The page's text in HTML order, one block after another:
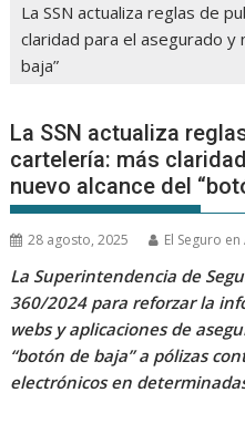
La SSN actualiza reglas de
claridad para el asegurado y
baja”
La SSN actualiza
cartelería: más
nuevo alcance del
28 agosto, 2025 El Seguro
La Superintendencia de
360/2024 para reforzar la
webs y aplicaciones de
“botón de baja” a pólizas
electrónicos en